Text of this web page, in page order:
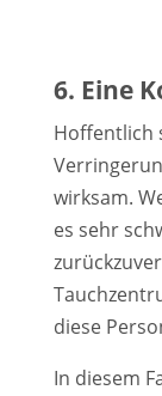
6. Eine
Hoffentlich
wirksam.
es sehr
diese
In diesem